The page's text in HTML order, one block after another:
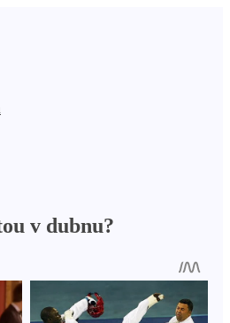
v dubnu?